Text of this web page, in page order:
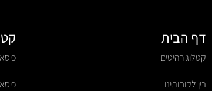
דף הבית
קטלוג רהיטים
בין לקוחותינו